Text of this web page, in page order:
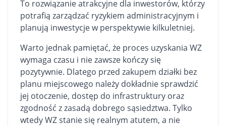
To rozwiązanie atrakcyjne dla inwestorów, którzy
potrafią zarządzać ryzykiem administracyjnym i
planują inwestycje w perspektywie kilkuletniej.
Warto jednak pamiętać, że proces uzyskania WZ
wymaga czasu i nie zawsze kończy się
pozytywnie. Dlatego przed zakupem działki bez
planu miejscowego należy dokładnie sprawdzić
jej otoczenie, dostęp do infrastruktury oraz
zgodność z zasadą dobrego sąsiedztwa. Tylko
wtedy WZ stanie się realnym atutem, a nie